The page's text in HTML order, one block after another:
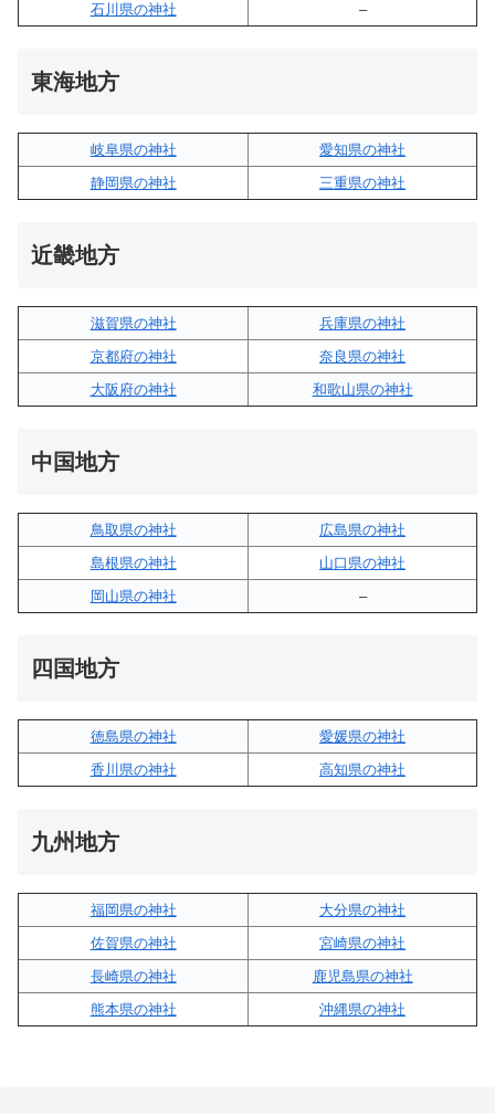
石川県の神社
–
東海地方
岐阜県の神社
愛知県の神社
静岡県の神社
三重県の神社
近畿地方
滋賀県の神社
兵庫県の神社
京都府の神社
奈良県の神社
大阪府の神社
和歌山県の神社
中国地方
鳥取県の神社
広島県の神社
島根県の神社
山口県の神社
岡山県の神社
–
四国地方
徳島県の神社
愛媛県の神社
香川県の神社
高知県の神社
九州地方
福岡県の神社
大分県の神社
佐賀県の神社
宮崎県の神社
長崎県の神社
鹿児島県の神社
熊本県の神社
沖縄県の神社